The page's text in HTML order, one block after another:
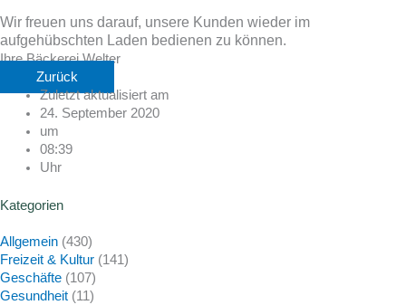
Wir freuen uns darauf, unsere Kunden wieder im
aufgehübschten Laden bedienen zu können.
Ihre Bäckerei Welter
Zurück
Zuletzt aktualisiert am
24. September 2020
um
08:39
Uhr
Kategorien
Allgemein (430)
Freizeit & Kultur (141)
Geschäfte (107)
Gesundheit (11)